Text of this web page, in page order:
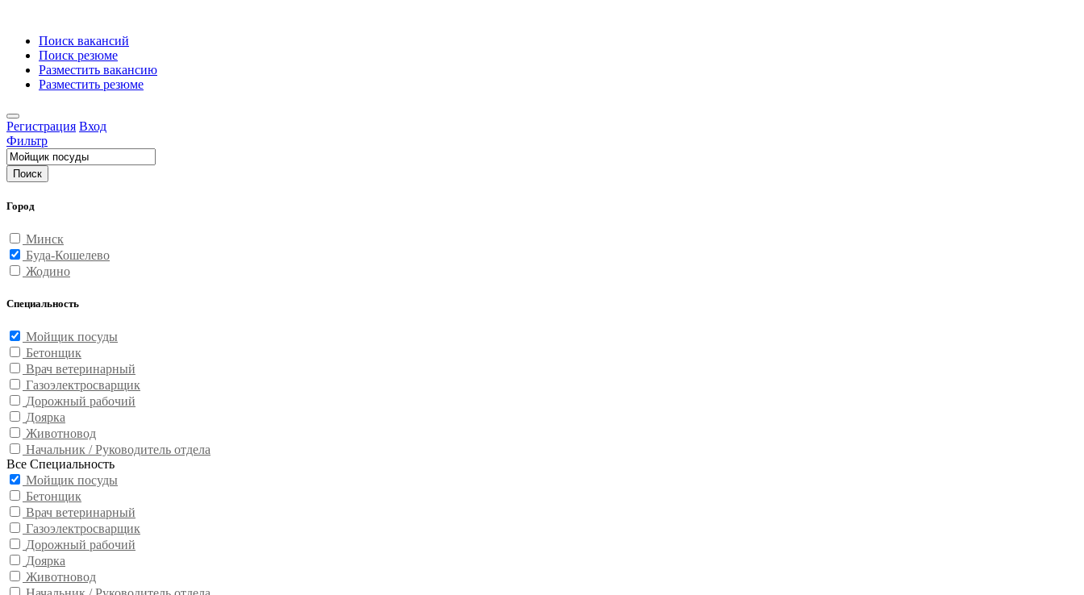
Поиск вакансий
Поиск резюме
Разместить вакансию
Разместить резюме
Регистрация Вход
Фильтр
Поиск
Город
Минск
Буда-Кошелево
Жодино
Специальность
Мойщик посуды
Бетонщик
Врач ветеринарный
Газоэлектросварщик
Дорожный рабочий
Доярка
Животновод
Начальник / Руководитель отдела
Все Специальность
Мойщик посуды
Бетонщик
Врач ветеринарный
Газоэлектросварщик
Дорожный рабочий
Доярка
Животновод